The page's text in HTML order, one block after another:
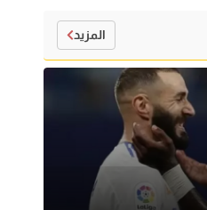
المزيد